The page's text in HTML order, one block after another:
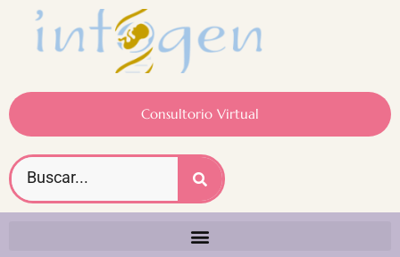
Consultorio Virtual